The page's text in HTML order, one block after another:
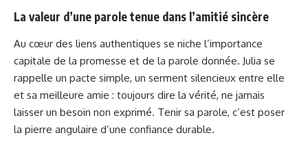
La valeur d’une parole tenue dans l’amitié sincère
Au cœur des liens authentiques se niche l’importance
capitale de la promesse et de la parole donnée. Julia se
rappelle un pacte simple, un serment silencieux entre elle
et sa meilleure amie : toujours dire la vérité, ne jamais
laisser un besoin non exprimé. Tenir sa parole, c’est poser
la pierre angulaire d’une confiance durable.